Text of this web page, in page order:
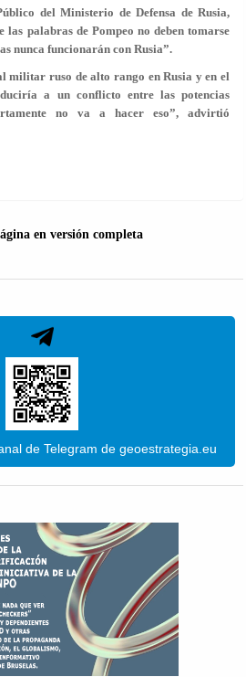
del Ministerio de Defensa de Rusia,
palabras de Pompeo no deben tomarse
nunca funcionarán con Rusia”.
militar ruso de alto rango en Rusia y en el
a un conflicto entre las potencias
no va a hacer eso”, advirtió
en versión completa
de Telegram de geoestrategia.eu